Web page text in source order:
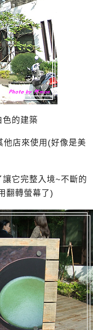
色的建築
他店來使用(好像是美
它完整入境~不斷的
翻轉螢幕了)